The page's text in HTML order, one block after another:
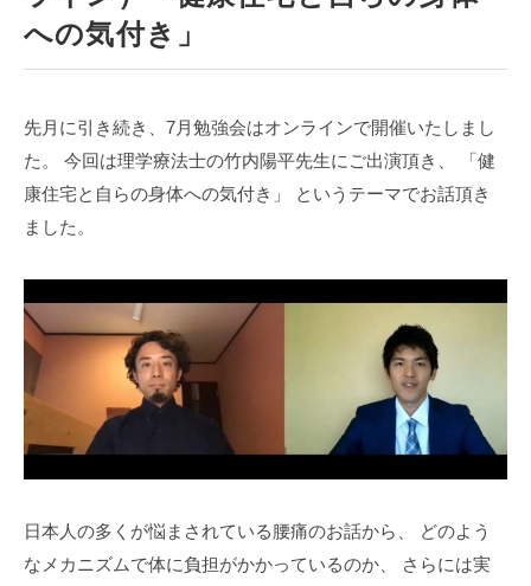
への気付き」
先月に引き続き、7月勉強会はオンラインで開催いたしまし
た。
今回は理学療法士の竹内陽平先生にご出演頂き、
「健
康住宅と自らの身体への気付き」
というテーマでお話頂き
ました。
日本人の多くが悩まされている腰痛のお話から、
どのよう
なメカニズムで体に負担がかかっているのか、
さらには実